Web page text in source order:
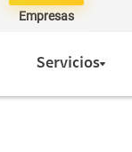
Empresas
Servicios